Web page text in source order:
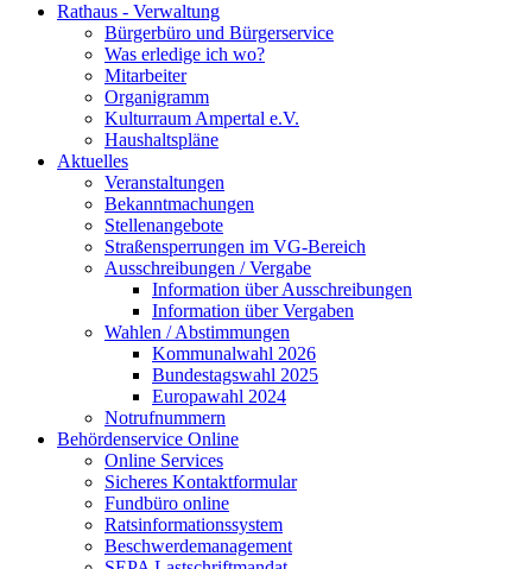
Rathaus - Verwaltung
Bürgerbüro und Bürgerservice
Was erledige ich wo?
Mitarbeiter
Organigramm
Kulturraum Ampertal e.V.
Haushaltspläne
Aktuelles
Veranstaltungen
Bekanntmachungen
Stellenangebote
Straßensperrungen im VG-Bereich
Ausschreibungen / Vergabe
Information über Ausschreibungen
Information über Vergaben
Wahlen / Abstimmungen
Kommunalwahl 2026
Bundestagswahl 2025
Europawahl 2024
Notrufnummern
Behördenservice Online
Online Services
Sicheres Kontaktformular
Fundbüro online
Ratsinformationssystem
Beschwerdemanagement